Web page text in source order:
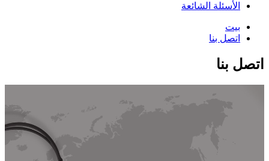
الأسئلة الشائعة
بيت
اتصل بنا
اتصل بنا